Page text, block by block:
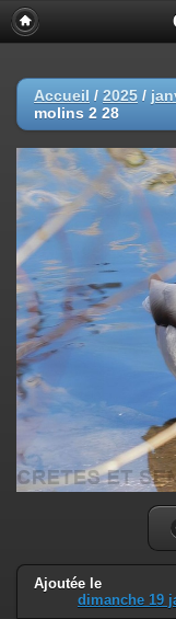
Accueil / 2025 /
molins 2 28
Ajoutée le
dimanche 19